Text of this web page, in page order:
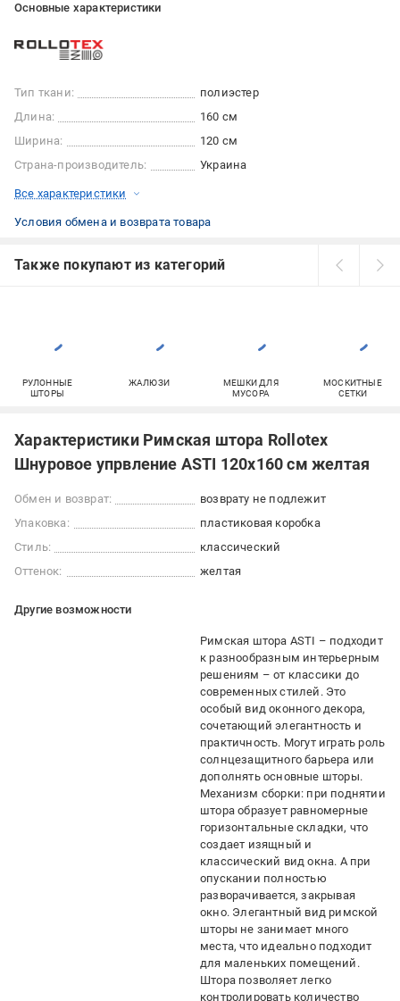
Основные характеристики
Тип ткани:
полиэстер
Длина:
160 см
Ширина:
120 см
Страна-производитель:
Украина
Все характеристики
Условия обмена и возврата товара
Также покупают из категорий
РУЛОННЫЕ
ШТОРЫ
ЖАЛЮЗИ
МЕШКИ ДЛЯ
МУСОРА
МОСКИТНЫЕ
СЕТКИ
Характеристики Римская штора Rollotex
Шнуровое упрвление ASTI 120x160 см желтая
Обмен и возврат:
возврату не подлежит
Упаковка:
пластиковая коробка
Стиль:
классический
Оттенок:
желтая
Другие возможности
Римская штора ASTI – подходит
к разнообразным интерьерным
решениям – от классики до
современных стилей. Это
особый вид оконного декора,
сочетающий элегантность и
практичность. Могут играть роль
солнцезащитного барьера или
дополнять основные шторы.
Механизм сборки: при поднятии
штора образует равномерные
горизонтальные складки, что
создает изящный и
классический вид окна. А при
опускании полностью
разворачивается, закрывая
окно. Элегантный вид римской
шторы не занимает много
места, что идеально подходит
для маленьких помещений.
Штора позволяет легко
контролировать количество